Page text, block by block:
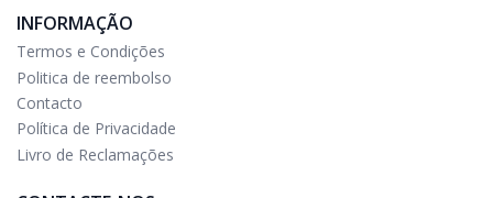
INFORMAÇÃO
Termos e Condições
Politica de reembolso
Contacto
Política de Privacidade
Livro de Reclamações